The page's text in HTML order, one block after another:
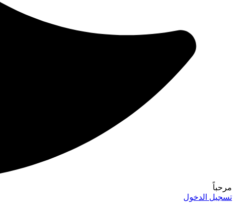
مرحباً
تسجيل الدخول